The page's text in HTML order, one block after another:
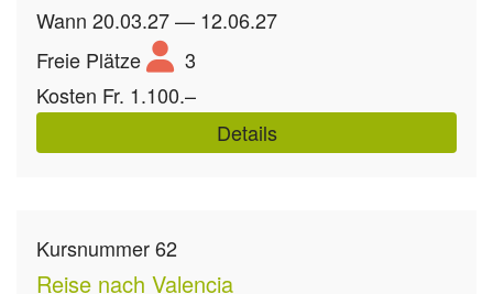
Wann 20.03.27 — 12.06.27
Freie Plätze
3
Kosten Fr. 1.100.–
Details
Kursnummer62
Reise nach Valencia